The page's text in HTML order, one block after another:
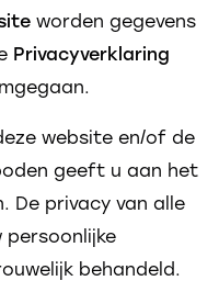
worden gegevens
Privacyverklaring
website en/of de
geeft u aan het
De privacy van alle
behandeld.